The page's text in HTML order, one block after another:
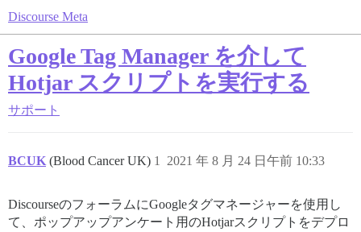
Discourse Meta
Google Tag Manager を介して
Hotjar スクリプトを実行する
サポート
BCUK (Blood Cancer UK) 2021 年 8 月 24 日午前 10:33
1
DiscourseのフォーラムにGoogleタグマネージャーを使用し
て、ポップアップアンケート用のHotjarスクリプトをデプロ